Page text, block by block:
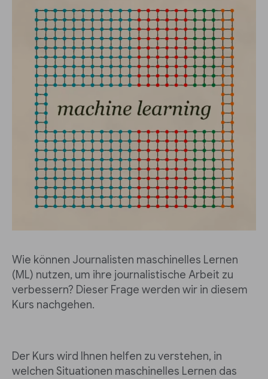
Wie können Journalisten maschinelles Lernen
(ML) nutzen, um ihre journalistische Arbeit zu
verbessern? Dieser Frage werden wir in diesem
Kurs nachgehen.
Der Kurs wird Ihnen helfen zu verstehen, in
welchen Situationen maschinelles Lernen das